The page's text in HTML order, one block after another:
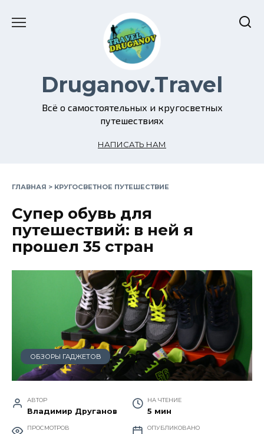
Druganov.Travel
Всё о самостоятельных и кругосветных
путешествиях
НАПИСАТЬ НАМ
ГЛАВНАЯ > КРУГОСВЕТНОЕ ПУТЕШЕСТВИЕ
Супер обувь для
путешествий: в ней я
прошел 35 стран
ОБЗОРЫ ГАДЖЕТОВ
АВТОР
Владимир Друганов
НА ЧТЕНИЕ
5 мин
ПРОСМОТРОВ ОПУБЛИКОВАНО